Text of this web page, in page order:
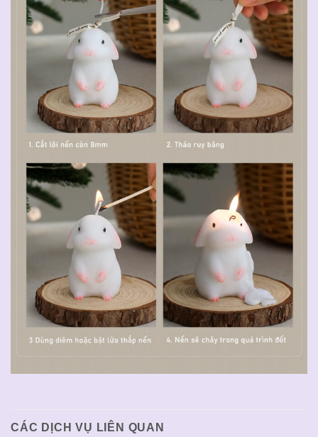
CÁC DỊCH VỤ LIÊN QUAN